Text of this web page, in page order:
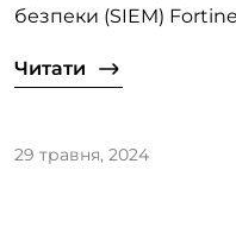
безпеки (SIEM)
Читати
29 травня, 2024